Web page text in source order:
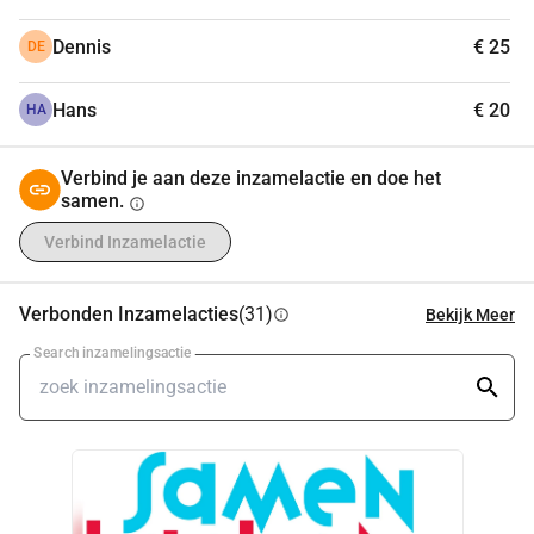
DE Dennis € 25
HA Hans € 20
Verbind je aan deze inzamelactie en doe het
samen. info
Verbind Inzamelactie
Verbonden Inzamelacties(31)info Bekijk Meer
Search inzamelingsactie